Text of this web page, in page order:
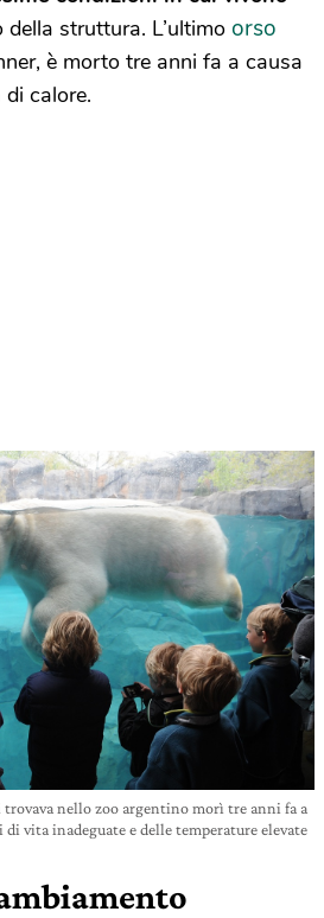
della struttura. L’ultimo orso
è morto tre anni fa a causa
calore.
trovava nello zoo argentino morì tre anni fa a
vita inadeguate e delle temperature elevate